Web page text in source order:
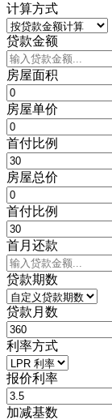
计算方式
贷款金额
房屋面积
房屋单价
首付比例
房屋总价
首付比例
首月还款
贷款期数
贷款月数
利率方式
报价利率
加减基数